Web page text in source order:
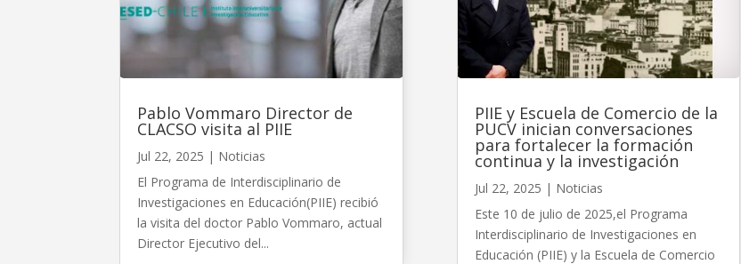
Pablo Vommaro Director de
CLACSO visita al PIIE
Jul 22, 2025 | Noticias
El Programa de Interdisciplinario de
Investigaciones en Educación(PIIE) recibió
la visita del doctor Pablo Vommaro, actual
Director Ejecutivo del...
PIIE y Escuela de Comercio de la
PUCV inician conversaciones
para fortalecer la formación
continua y la investigación
Jul 22, 2025 | Noticias
Este 10 de julio de 2025,el Programa
Interdisciplinario de Investigaciones en
Educación (PIIE) y la Escuela de Comercio